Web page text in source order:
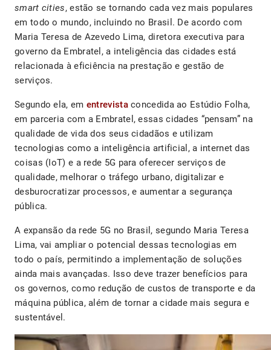
smart cities, estão se tornando cada vez mais populares
em todo o mundo, incluindo no Brasil. De acordo com
Maria Teresa de Azevedo Lima, diretora executiva para
governo da Embratel, a inteligência das cidades está
relacionada à eficiência na prestação e gestão de
serviços.
Segundo ela, em entrevistaconcedida ao Estúdio Folha,
em parceria com a Embratel, essas cidades “pensam” na
qualidade de vida dos seus cidadãos e utilizam
tecnologias como a inteligência artificial, a internet das
coisas (IoT) e a rede 5G para oferecer serviços de
qualidade, melhorar o tráfego urbano, digitalizar e
desburocratizar processos, e aumentar a segurança
pública.
A expansão da rede 5G no Brasil, segundo Maria Teresa
Lima, vai ampliar o potencial dessas tecnologias em
todo o país, permitindo a implementação de soluções
ainda mais avançadas. Isso deve trazer benefícios para
os governos, como redução de custos de transporte e da
máquina pública, além de tornar a cidade mais segura e
sustentável.